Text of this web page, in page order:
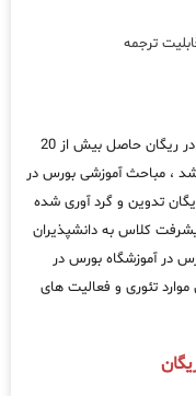
ترجمه
سرفصل های آموزش بورس در آموزشگاه بورس در ریگان حاصل بیش از 20
، مباحث آموزشی بورس در
تدوین و گرد آوری شده
کلاس به دانشپذیران
در آموزشگاه بورس در
تئوری و فعالیت های